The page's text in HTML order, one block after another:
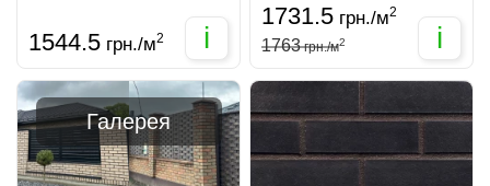
1544.5 грн./м2 i
1731.5 грн./м2
1763грн./м2 i
Галерея